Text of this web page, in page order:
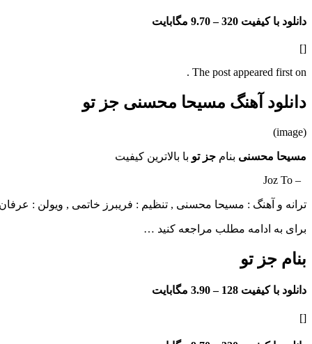
دانلود با کیفیت 320 – 9.70 مگابایت
[]
The post appeared first on .
دانلود آهنگ مسیحا محسنی جز تو
(image)
مسیحا محسنی بنام جز تو با بالاترین کیفیت
– Joz To
ترانه و آهنگ : مسیحا محسنی , تنظیم : فریبرز خاتمی , ویولن :
برای به ادامه مطلب مراجعه کنید …
بنام جز تو
دانلود با کیفیت 128 – 3.90 مگابایت
[]